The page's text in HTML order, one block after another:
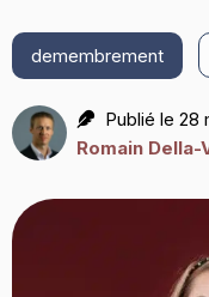
demembrement
Publié le 28
Romain Della-